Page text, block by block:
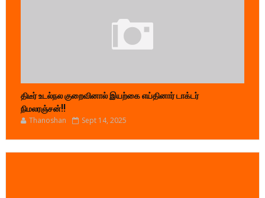
திடீர் உடல்நல குறைவினால் இயற்கை எய்தினார் டாக்டர்
நிமலரஞ்சன்!!
Thanoshan Sept 14, 2025